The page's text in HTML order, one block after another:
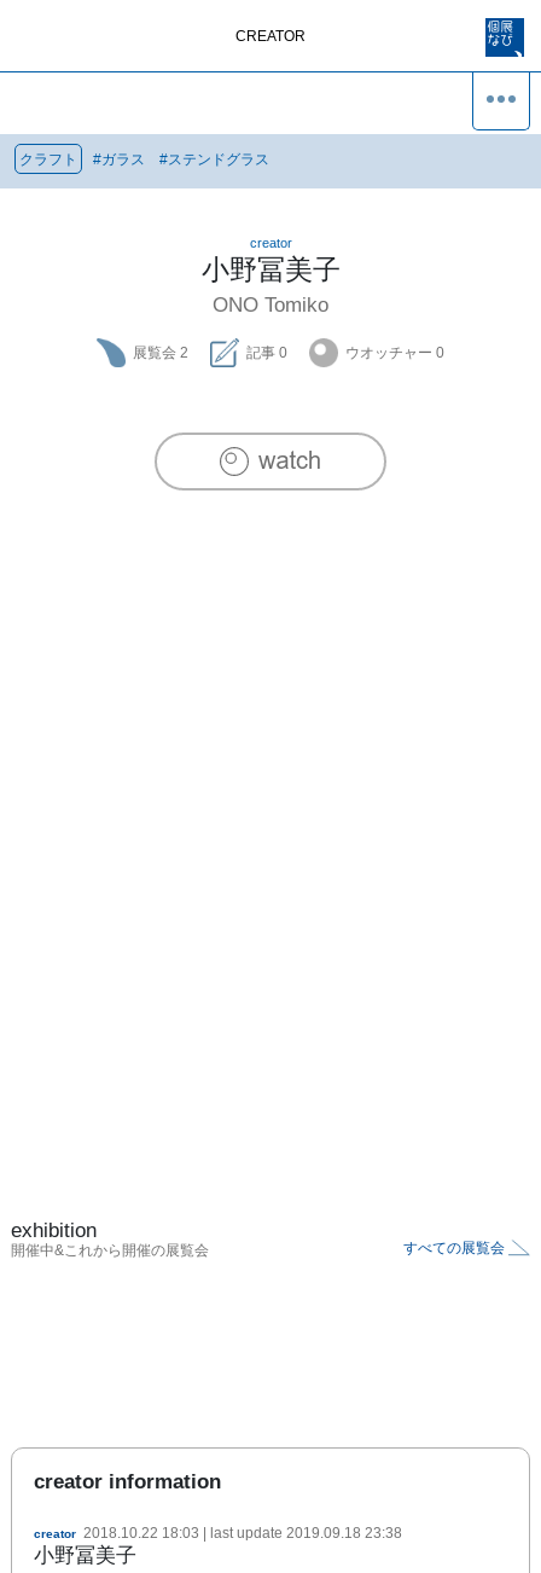
CREATOR
クラフト #ガラス #ステンドグラス
creator
小野冨美子
ONO Tomiko
展覧会 2 記事 0 ウオッチャー 0
exhibition
開催中&これから開催の展覧会 すべての展覧会
creator information
creator 2018.10.22 18:03 | last update 2019.09.18 23:38
小野冨美子